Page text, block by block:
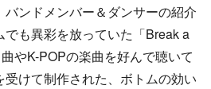
ンドメンバー＆ダンサーの紹介
でも異彩を放っていた「Break a
やK-POPの楽曲を好んで聴いて
けて制作された、ボトムの効い